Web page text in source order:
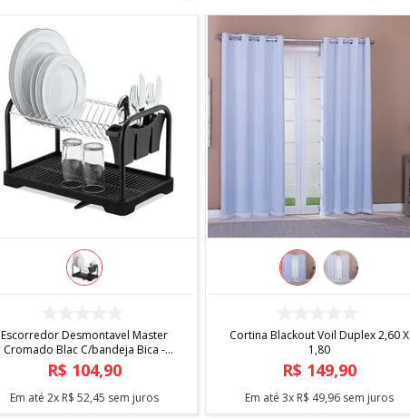
Escorredor Desmontavel Master
Cromado Blac C/bandeja Bica -
Arthi
R$ 104,90
Em até 2x R$ 52,45 sem juros
Cortina Blackout Voil Duplex 2,60 X
1,80
R$ 149,90
Em até 3x R$ 49,96sem juros